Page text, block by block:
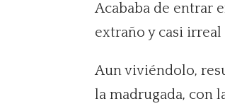
Acababa de entrar
extraño y casi
Aun viviéndolo,
la madrugada, con